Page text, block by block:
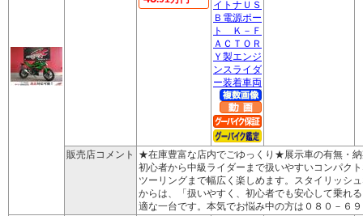
イトナＵＳ
Ｂ電源ポー
ト Ｋ－Ｆ
ＡＣＴＯＲ
Ｙ製エンジ
ンスライダ
ー装着車両
販売店コメント
★在庫豊富な店内でごゆっくり★展示車の有無・
初心者から中級ライダーまで扱いやすいコンパク
ツーリングまで幅広く楽しめます。スタイリッシ
からは、「扱いやすく、初心者でも安心して乗れ
適な一台です。本気でお悩み中の方は０８０－６